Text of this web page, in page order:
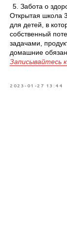
Забота о
Открытая школа
для детей, в
собственный
задачами,
домашние
Записывайтесь
2023-01-27 13:44